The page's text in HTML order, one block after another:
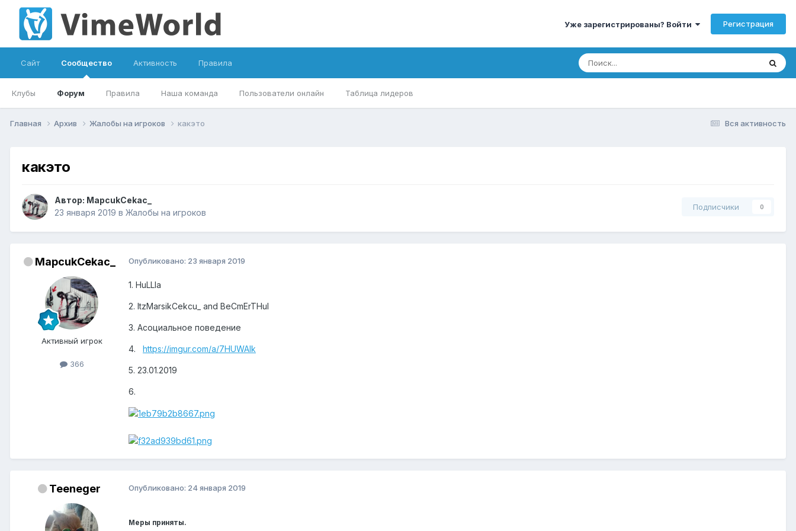
Уже зарегистрированы? Войти Регистрация
Сайт Сообщество
Клубы Форум Правила Наша команда Пользователи онлайн Таблица лидеров
Активность Правила
Вся активность
Главная Архив Жалобы на игроков какэто
какэто
Автор: MapcukCekac_
23 января 2019 в Жалобы на игроков
Подписчики 0
MapcukCekac_
Активный игрок
366
Опубликовано: 23 января 2019
1. HuLLIa
2. ItzMarsikCekcu_ and BeCmErTHuI
3. Асоциальное поведение
4. https://imgur.com/a/7HUWAIk
5. 23.01.2019
6.
Teeneger Опубликовано: 24 января 2019
Меры приняты.